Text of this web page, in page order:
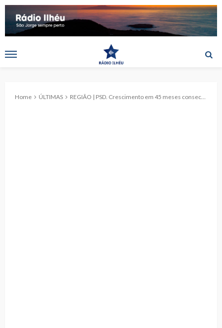
Home ÚLTIMAS REGIÃO | PSD. Crescimento em 45 meses consecutivos revela “bom desempenho” da economia dos Açores